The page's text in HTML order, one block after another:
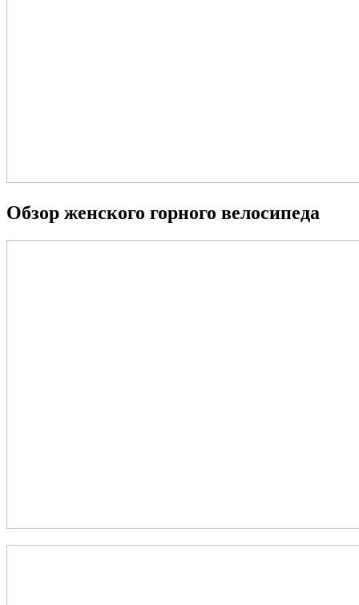
Обзор женского горного велосипеда